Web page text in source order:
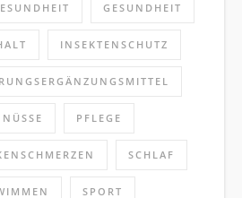
GESUNDHEIT
INSEKTENSCHUTZ
NÜSSE PFLEGE
SCHLAF
SPORT